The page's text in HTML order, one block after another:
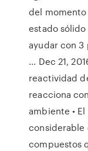
del momento
estado
ayudar con 3
... Dec 21,
reactividad
reacciona
ambiente •
considerable
compuestos